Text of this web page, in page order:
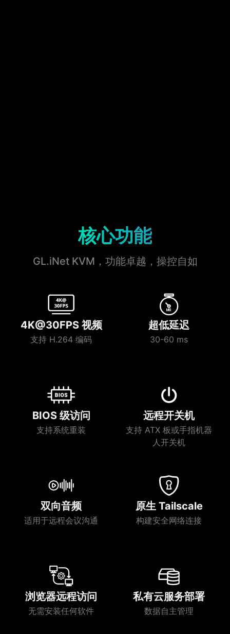
核心功能
GL.iNet KVM，功能卓越，操控自如
4K@30FPS 视频
支持 H.264 编码
超低延迟
30-60 ms
BIOS 级访问
支持系统重装
远程开关机
支持 ATX 板或手指机器
人开关机
双向音频
适用于远程会议沟通
原生 Tailscale
构建安全网络连接
浏览器远程访问
无需安装任何软件
私有云服务部署
数据自主管理